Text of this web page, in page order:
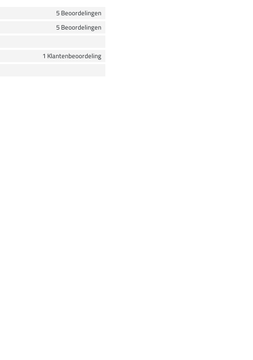
5 Beoordelingen
5 Beoordelingen
1 Klantenbeoordeling